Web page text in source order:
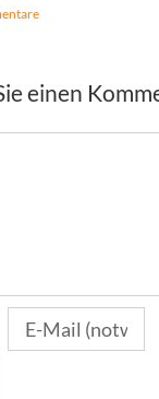
einen